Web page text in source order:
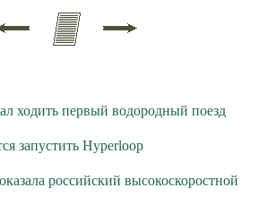
ходить первый водородный поезд
запустить Hyperloop
российский высокоскоростной